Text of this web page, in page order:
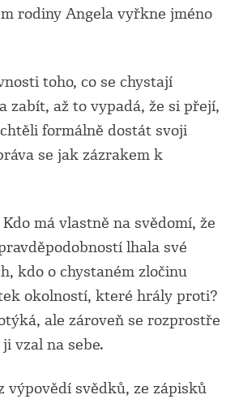
rodiny Angela vyřkne jméno
toho, co se chystají
zabít, až to vypadá, že si přejí,
formálně dostát svoji
se jak zázrakem k
má vlastně na svědomí, že
lhala své
kdo o chystaném zločinu
okolností, které hrály proti?
ale zároveň se rozprostře
vzal na sebe.
svědků, ze zápisků